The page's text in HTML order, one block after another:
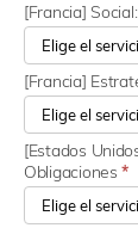
[Francia]
[Francia]
[Estados
Obligaciones*